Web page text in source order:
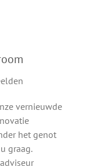
vernieuwde
het genot
graag.